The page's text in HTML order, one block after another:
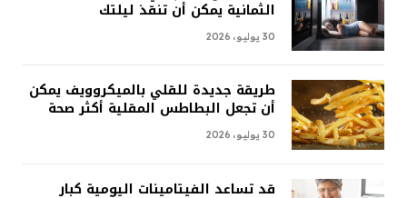
الثمانية يمكن أن تنقذ ليلتك
30 يوليو، 2026
طريقة جديدة للقلي بالميكروويف يمكن
أن تجعل البطاطس المقلية أكثر صحة
30 يوليو، 2026
قد تساعد الفيتامينات اليومية كبار